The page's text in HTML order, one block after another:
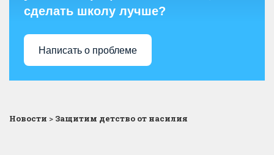
сделать школу лучше?
Написать о проблеме
Новости > Защитим детство от насилия